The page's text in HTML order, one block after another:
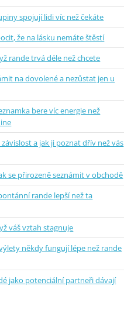
spojují lidi víc než čekáte
že na lásku nemáte štěstí
rande trvá déle než chcete
na dovolené a nezůstat jen u
bere víc energie než
a jak ji poznat dřív než vás
se přirozeně seznámit v obchodě
rande lepší než ta
váš vztah stagnuje
někdy fungují lépe než rande
jako potenciální partneři dávají